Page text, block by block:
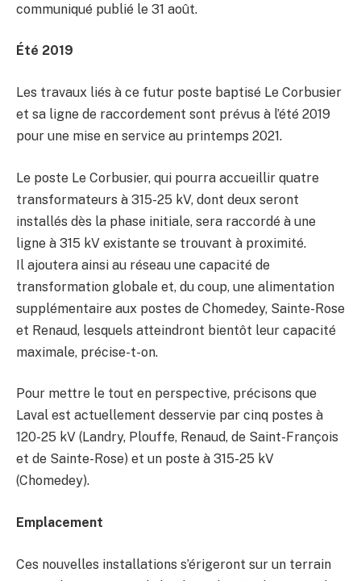
communiqué publié le 31 août.
Été 2019
Les travaux liés à ce futur poste baptisé Le Corbusier
et sa ligne de raccordement sont prévus à l’été 2019
pour une mise en service au printemps 2021.
Le poste Le Corbusier, qui pourra accueillir quatre
transformateurs à 315-25 kV, dont deux seront
installés dès la phase initiale, sera raccordé à une
ligne à 315 kV existante se trouvant à proximité.
Il ajoutera ainsi au réseau une capacité de
transformation globale et, du coup, une alimentation
supplémentaire aux postes de Chomedey, Sainte-Rose
et Renaud, lesquels atteindront bientôt leur capacité
maximale, précise-t-on.
Pour mettre le tout en perspective, précisons que
Laval est actuellement desservie par cinq postes à
120-25 kV (Landry, Plouffe, Renaud, de Saint-François
et de Sainte-Rose) et un poste à 315-25 kV
(Chomedey).
Emplacement
Ces nouvelles installations s’érigeront sur un terrain